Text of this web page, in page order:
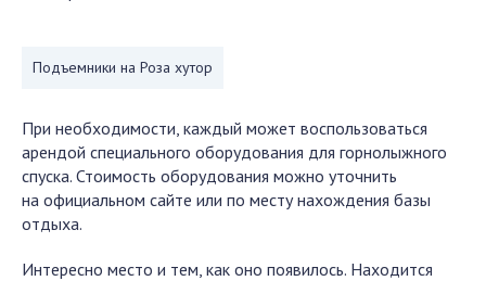
Подъемники на Роза хутор
При необходимости, каждый может воспользоваться
арендой специального оборудования для горнолыжного
спуска. Стоимость оборудования можно уточнить
на официальном сайте или по месту нахождения базы
отдыха.
Интересно место и тем, как оно появилось. Находится